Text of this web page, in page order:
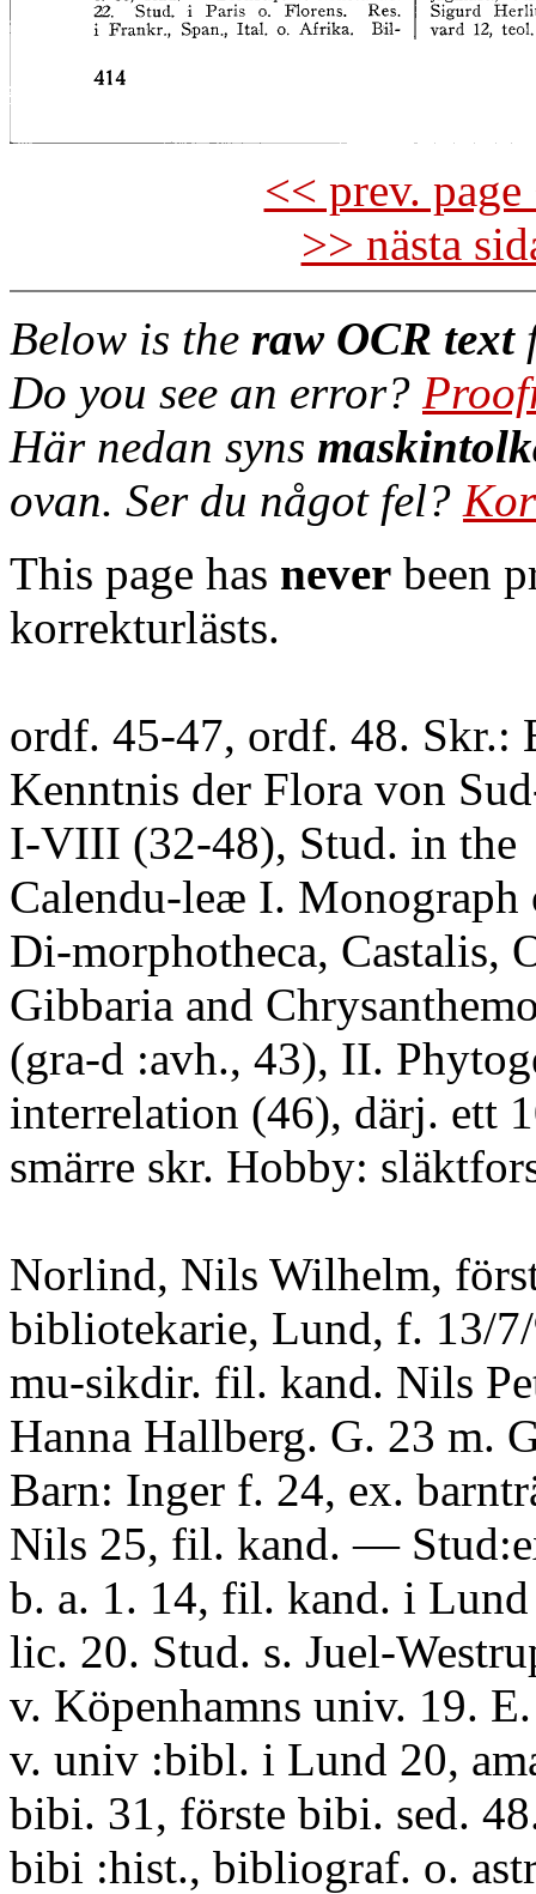
<< prev.
>> nästa
Below is the raw OCR text
Do you see an error?
Här nedan syns
ovan. Ser du något fel?
This page has never been
korrekturlästs.
ordf. 45-47, ordf. 48. Skr.:
Kenntnis der Flora von
I-VIII (32-48), Stud. in the
Calendu-leæ I. Monograph
Di-morphotheca, Castalis,
Gibbaria and
(gra-d :avh., 43), II.
interrelation (46), därj. ett
smärre skr. Hobby:
Norlind, Nils Wilhelm,
bibliotekarie, Lund, f. 13/
mu-sikdir. fil. kand. Nils
Hanna Hallberg. G. 23 m.
Barn: Inger f. 24, ex.
Nils 25, fil. kand. —
b. a. 1. 14, fil. kand. i
lic. 20. Stud. s. Juel-
v. Köpenhamns univ. 19.
v. univ :bibl. i Lund 20,
bibi. 31, förste bibi. sed.
bibi :hist., bibliograf. o.